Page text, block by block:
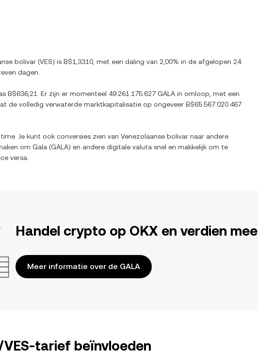
bolivar (VES) is B$1,3310 , met een daling van 2,00% in de afgelopen 24
dagen.
B$636,21 . Er zijn er momenteel 49.261.175.627 GALA in omloop, met een
de volledig verwaterde marktkapitalisatie op ongeveer B$65.567.020.467
Je kunt ook conversies zien van Venezolaanse bolivar naar andere
om Gala (GALA) en andere digitale valuta snel en makkelijk om te
versa.
Handel crypto op OKX en verdien
Meer informatie over de GALA
tarief beïnvloeden